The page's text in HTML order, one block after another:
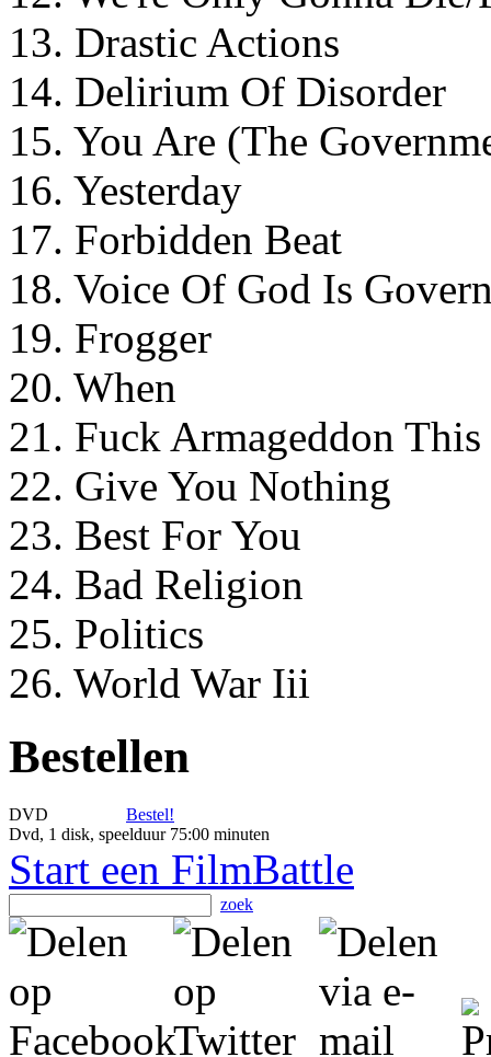
13. Drastic Actions
14. Delirium Of Disorder
15. You Are (The
16. Yesterday
17. Forbidden Beat
18. Voice Of God Is
19. Frogger
20. When
21. Fuck Armageddon
22. Give You Nothing
23. Best For You
24. Bad Religion
25. Politics
26. World War Iii
Bestellen
DVD
Bestel!
Dvd, 1 disk, speelduur 75:00 minuten
Start een FilmBattle
zoek